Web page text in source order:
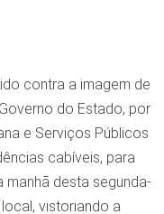
contra a imagem de
do Estado, por
e Serviços Públicos
cabíveis, para
manhã desta segunda-
vistoriando a